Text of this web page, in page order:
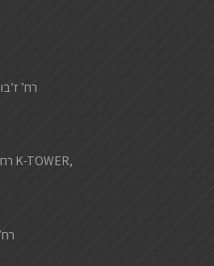
רח’ ז’בוטינסקי
רח’ שדרות ירושלים 18, מגדל K-TOWER,
רח’